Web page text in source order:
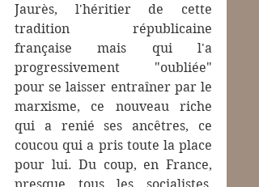
Jaurès, l'héritier de cette
tradition républicaine
française mais qui l'a
progressivement "oubliée"
pour se laisser entraîner par le
marxisme, ce nouveau riche
qui a renié ses ancêtres, ce
coucou qui a pris toute la place
pour lui. Du coup, en France,